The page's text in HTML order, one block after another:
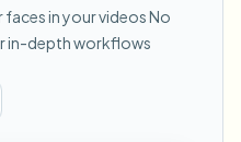
in your videosNo
in-depth workflows